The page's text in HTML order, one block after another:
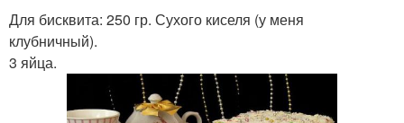
Для бисквита: 250 гр. Сухого киселя (у меня
клубничный).
3 яйца.